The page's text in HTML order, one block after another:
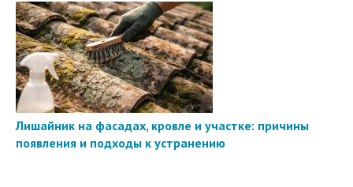
Лишайник на фасадах, кровле и участке: причины
появления и подходы к устранению